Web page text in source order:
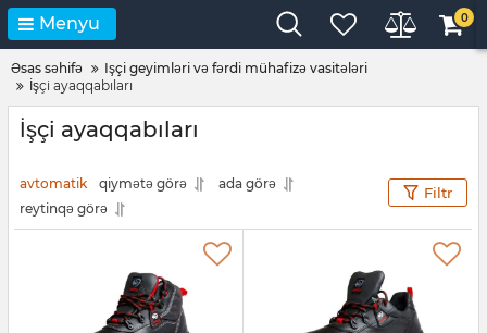
Menyu 0
Əsas səhifə
Işçi geyimləri və fərdi mühafizə vasitələri
İşçi ayaqqabıları
İşçi ayaqqabıları
avtomatik qiymətə görə
ada görə
reytinqə görə
Filtr